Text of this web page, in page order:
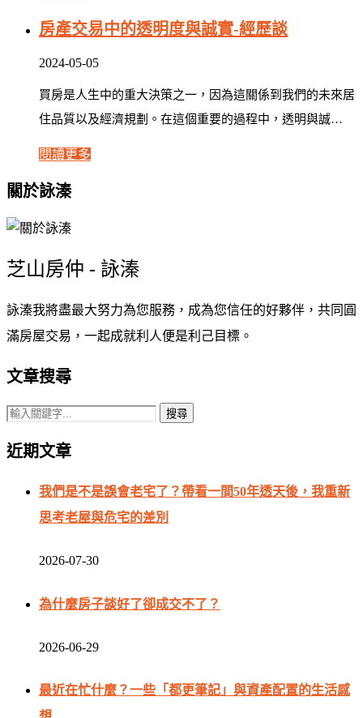
房產交易中的透明度與誠實-經歷談
2024-05-05
買房是人生中的重大決策之一，因為這關係到我們的未來居
住品質以及經濟規劃。在這個重要的過程中，透明與誠…
閱讀更多
關於詠溱
芝山房仲 - 詠溱
詠溱我將盡最大努力為您服務，成為您信任的好夥伴，共同圓
滿房屋交易，一起成就利人便是利己目標。
文章搜尋
近期文章
我們是不是誤會老宅了？帶看一間50年透天後，我重新
思考老屋與危宅的差別
2026-07-30
為什麼房子談好了卻成交不了？
2026-06-29
最近在忙什麼？一些「都更筆記」與資產配置的生活感